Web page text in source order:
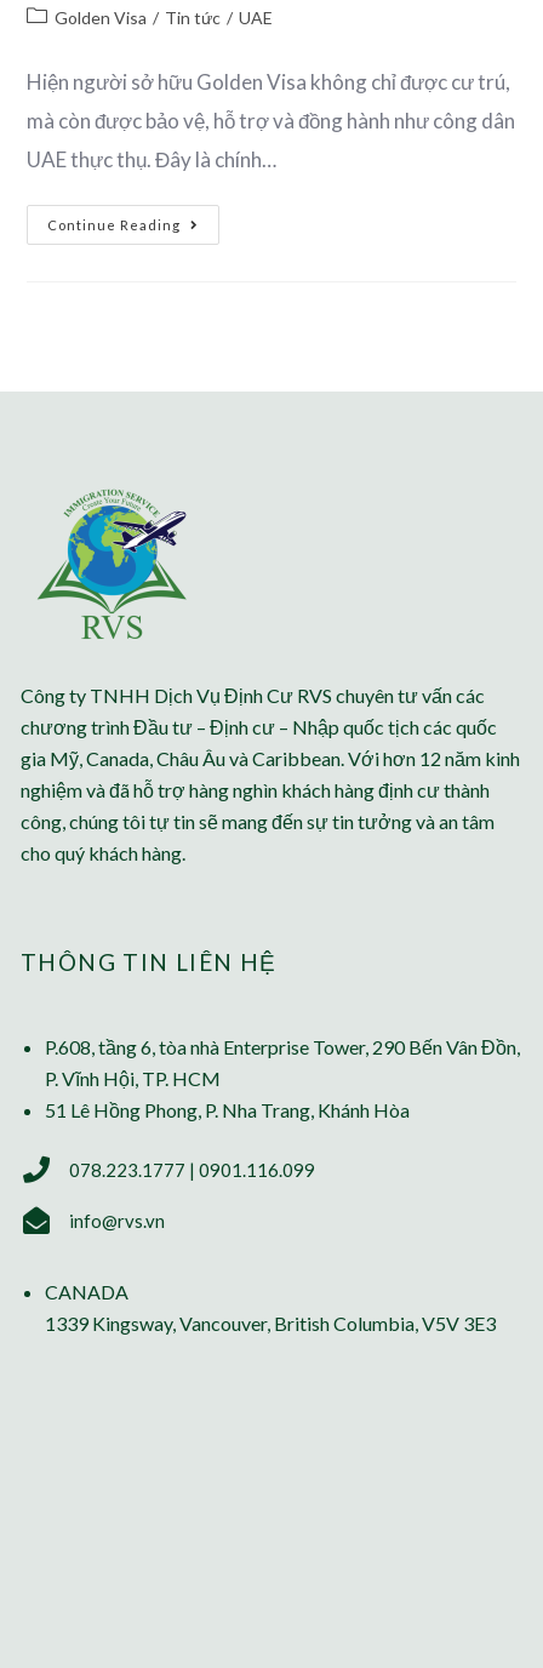
Golden Visa / Tin tức / UAE
Hiện người sở hữu Golden Visa không chỉ được cư trú,
mà còn được bảo vệ, hỗ trợ và đồng hành như công dân
UAE thực thụ. Đây là chính…
Continue Reading
Công ty TNHH Dịch Vụ Định Cư RVS chuyên tư vấn các
chương trình Đầu tư – Định cư – Nhập quốc tịch các quốc
gia Mỹ, Canada, Châu Âu và Caribbean. Với hơn 12 năm kinh
nghiệm và đã hỗ trợ hàng nghìn khách hàng định cư thành
công, chúng tôi tự tin sẽ mang đến sự tin tưởng và an tâm
cho quý khách hàng.
THÔNG TIN LIÊN HỆ
P.608, tầng 6, tòa nhà Enterprise Tower, 290 Bến Vân Đồn,
P. Vĩnh Hội, TP. HCM
51 Lê Hồng Phong, P. Nha Trang, Khánh Hòa
078.223.1777 | 0901.116.099
info@rvs.vn
CANADA
1339 Kingsway, Vancouver, British Columbia, V5V 3E3